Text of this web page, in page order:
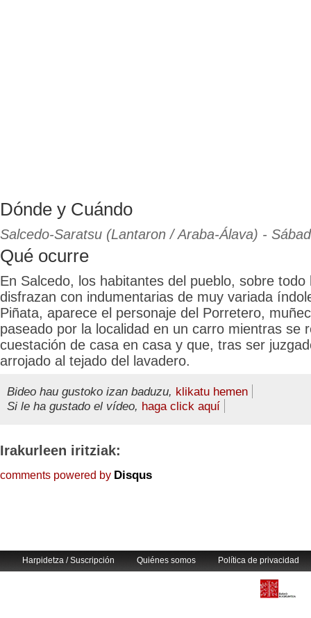
Dónde y Cuándo
Salcedo-Saratsu (Lantaron / Araba-Álava) -
Qué ocurre
En Salcedo, los habitantes del pueblo, sobre
disfrazan con indumentarias de muy variada
Piñata, aparece el personaje del Porretero,
paseado por la localidad en un carro mientras se
cuestación de casa en casa y que, tras ser
arrojado al tejado del lavadero.
Bideo hau gustoko izan baduzu, klikatu hemen
Si le ha gustado el vídeo, haga click aquí
Irakurleen iritziak:
comments powered by Disqus
Harpidetza / Suscripción Quiénes somos Política de privacidad